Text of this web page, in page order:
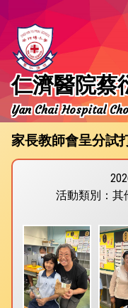
仁濟醫院蔡
Yan Chai Hospital
家長教師會呈分試
活動類別：其